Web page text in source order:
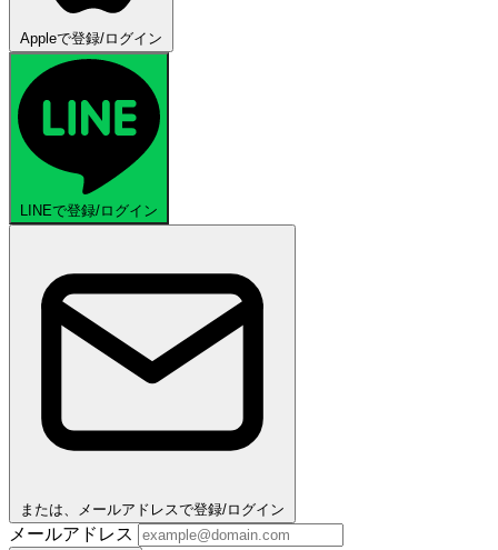
Appleで登録/ログイン
LINEで登録/ログイン
または、メールアドレスで登録/ログイン
メールアドレス